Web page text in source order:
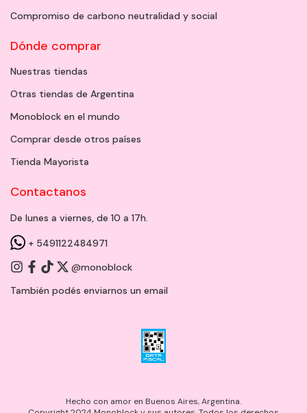
Compromiso de carbono neutralidad y social
Dónde comprar
Nuestras tiendas
Otras tiendas de Argentina
Monoblock en el mundo
Comprar desde otros países
Tienda Mayorista
Contactanos
De lunes a viernes, de 10 a 17h.
+ 5491122484971
@monoblock
También podés enviarnos un email
Hecho con amor en Buenos Aires, Argentina.